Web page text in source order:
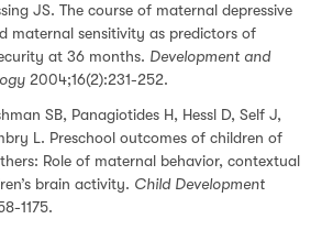
JS. The course of maternal depressive
maternal sensitivity as predictors of
at 36 months. Development and
2004;16(2):231-252.
SB, Panagiotides H, Hessl D, Self J,
L. Preschool outcomes of children of
Role of maternal behavior, contextual
brain activity. Child Development
1175.